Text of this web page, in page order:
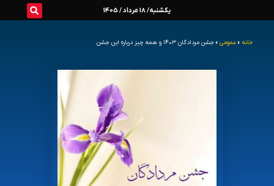
یکشنبه/ 18 مرداد / 1405
خانه » عمومی » جشن مردادگان ۱۴۰۳ و همه چیز درباره این جشن